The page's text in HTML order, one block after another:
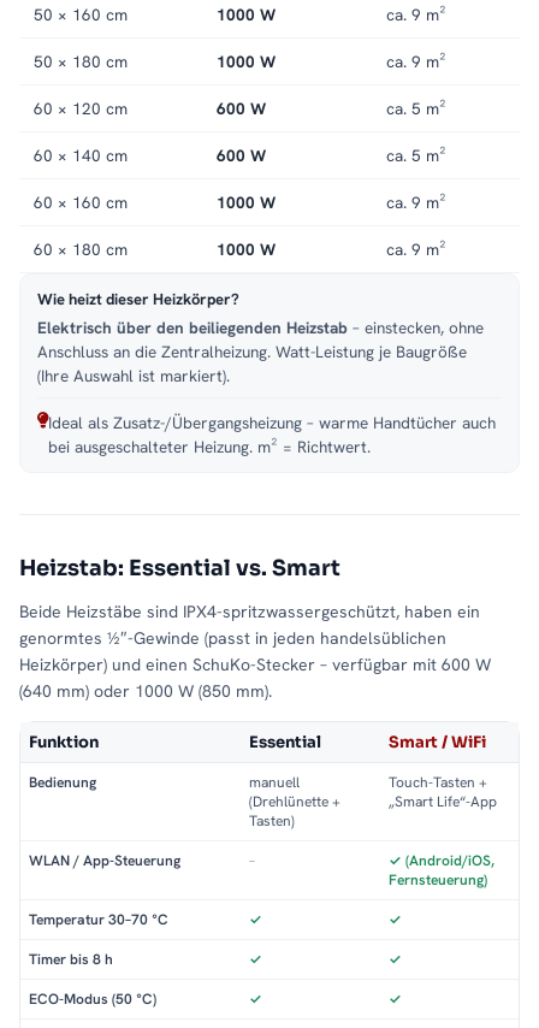
trockenes Raumklima und wohlige Wärme – wann immer Sie sie
Kundenservice
Montageservice
50 × 160 cm 1000 W ca. 9 m²
50 × 180 cm 1000 W ca. 9 m²
60 × 120 cm 600 W ca. 5 m²
60 × 140 cm 600 W ca. 5 m²
60 × 160 cm 1000 W ca. 9 m²
60 × 180 cm 1000 W ca. 9 m²
Wie heizt dieser Heizkörper?
Elektrisch über den beiliegenden Heizstab – einstecken, ohne
Anschluss an die Zentralheizung. Watt-Leistung je Baugröße
(Ihre Auswahl ist markiert).
Ideal als Zusatz-/Übergangsheizung – warme Handtücher auch
bei ausgeschalteter Heizung. m² = Richtwert.
Heizstab: Essential vs. Smart
Beide Heizstäbe sind IPX4-spritzwassergeschützt, haben ein
genormtes ½″-Gewinde (passt in jeden handelsüblichen
Heizkörper) und einen SchuKo-Stecker – verfügbar mit 600 W
(640 mm) oder 1000 W (850 mm).
Funktion Essential Smart / WiFi
Bedienung
manuell
(Drehlünette +
Tasten)
Touch-Tasten +
„Smart Life“-App
WLAN / App-Steuerung –
✓ (Android/iOS,
Fernsteuerung)
Temperatur 30–70 °C ✓ ✓
Timer bis 8 h ✓ ✓
ECO-Modus (50 °C) ✓ ✓